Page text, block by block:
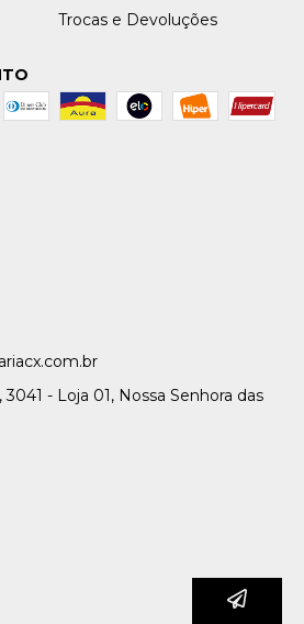
Trocas e Devoluções
3041 - Loja 01, Nossa Senhora das